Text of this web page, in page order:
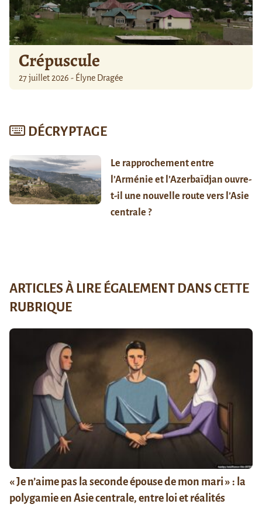
Crépuscule
27 juillet 2026 - Élyne Dragée
DÉCRYPTAGE
Le rapprochement entre
l’Arménie et l’Azerbaïdjan ouvre-
t-il une nouvelle route vers l’Asie
centrale ?
ARTICLES À LIRE ÉGALEMENT DANS CETTE
RUBRIQUE
« Je n’aime pas la seconde épouse de mon mari » : la
polygamie en Asie centrale, entre loi et réalités